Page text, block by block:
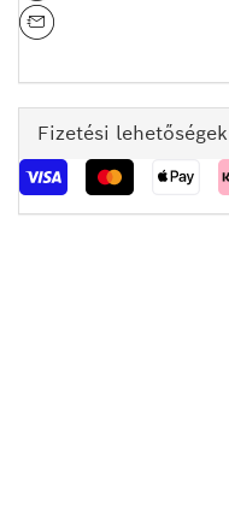
Fizetési lehetőségek